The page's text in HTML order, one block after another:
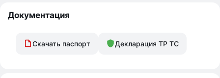
Документация
Скачать паспорт Декларация ТР ТС